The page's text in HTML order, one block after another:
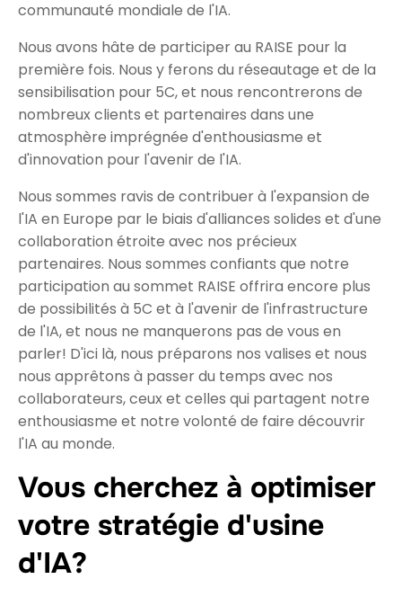
communauté mondiale de l'IA.
Nous avons hâte de participer au RAISE pour la
première fois. Nous y ferons du réseautage et de la
sensibilisation pour 5C, et nous rencontrerons de
nombreux clients et partenaires dans une
atmosphère imprégnée d'enthousiasme et
d'innovation pour l'avenir de l'IA.
Nous sommes ravis de contribuer à l'expansion de
l'IA en Europe par le biais d'alliances solides et d'une
collaboration étroite avec nos précieux
partenaires. Nous sommes confiants que notre
participation au sommet RAISE offrira encore plus
de possibilités à 5C et à l'avenir de l'infrastructure
de l'IA, et nous ne manquerons pas de vous en
parler! D'ici là, nous préparons nos valises et nous
nous apprêtons à passer du temps avec nos
collaborateurs, ceux et celles qui partagent notre
enthousiasme et notre volonté de faire découvrir
l'IA au monde.
Vous cherchez à optimiser
votre stratégie d'usine
d'IA?